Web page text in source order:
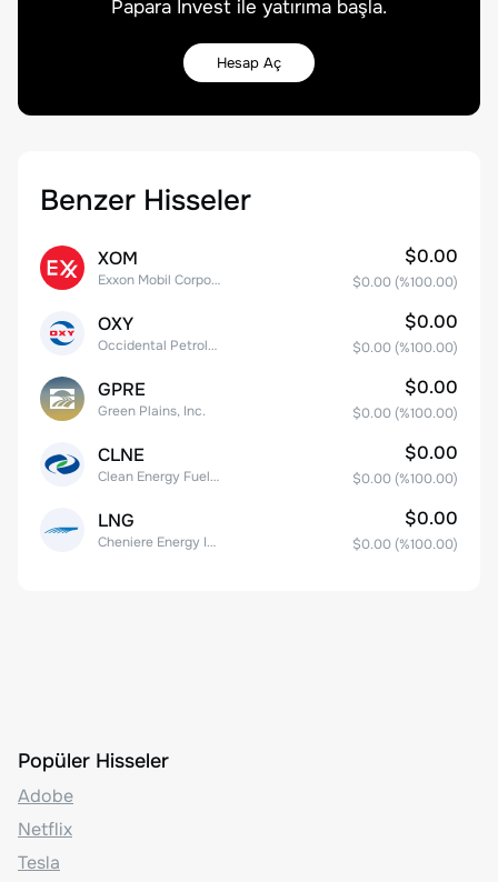
Papara Invest ile yatırıma başla.
Hesap Aç
Benzer Hisseler
XOM
Exxon Mobil Corporation
$0.00
$0.00 (%100.00)
OXY
Occidental Petroleum Corporation
$0.00
$0.00 (%100.00)
GPRE
Green Plains, Inc.
$0.00
$0.00 (%100.00)
CLNE
Clean Energy Fuels Corp.
$0.00
$0.00 (%100.00)
LNG
Cheniere Energy Inc
$0.00
$0.00 (%100.00)
Popüler Hisseler
Adobe
Netflix
Tesla